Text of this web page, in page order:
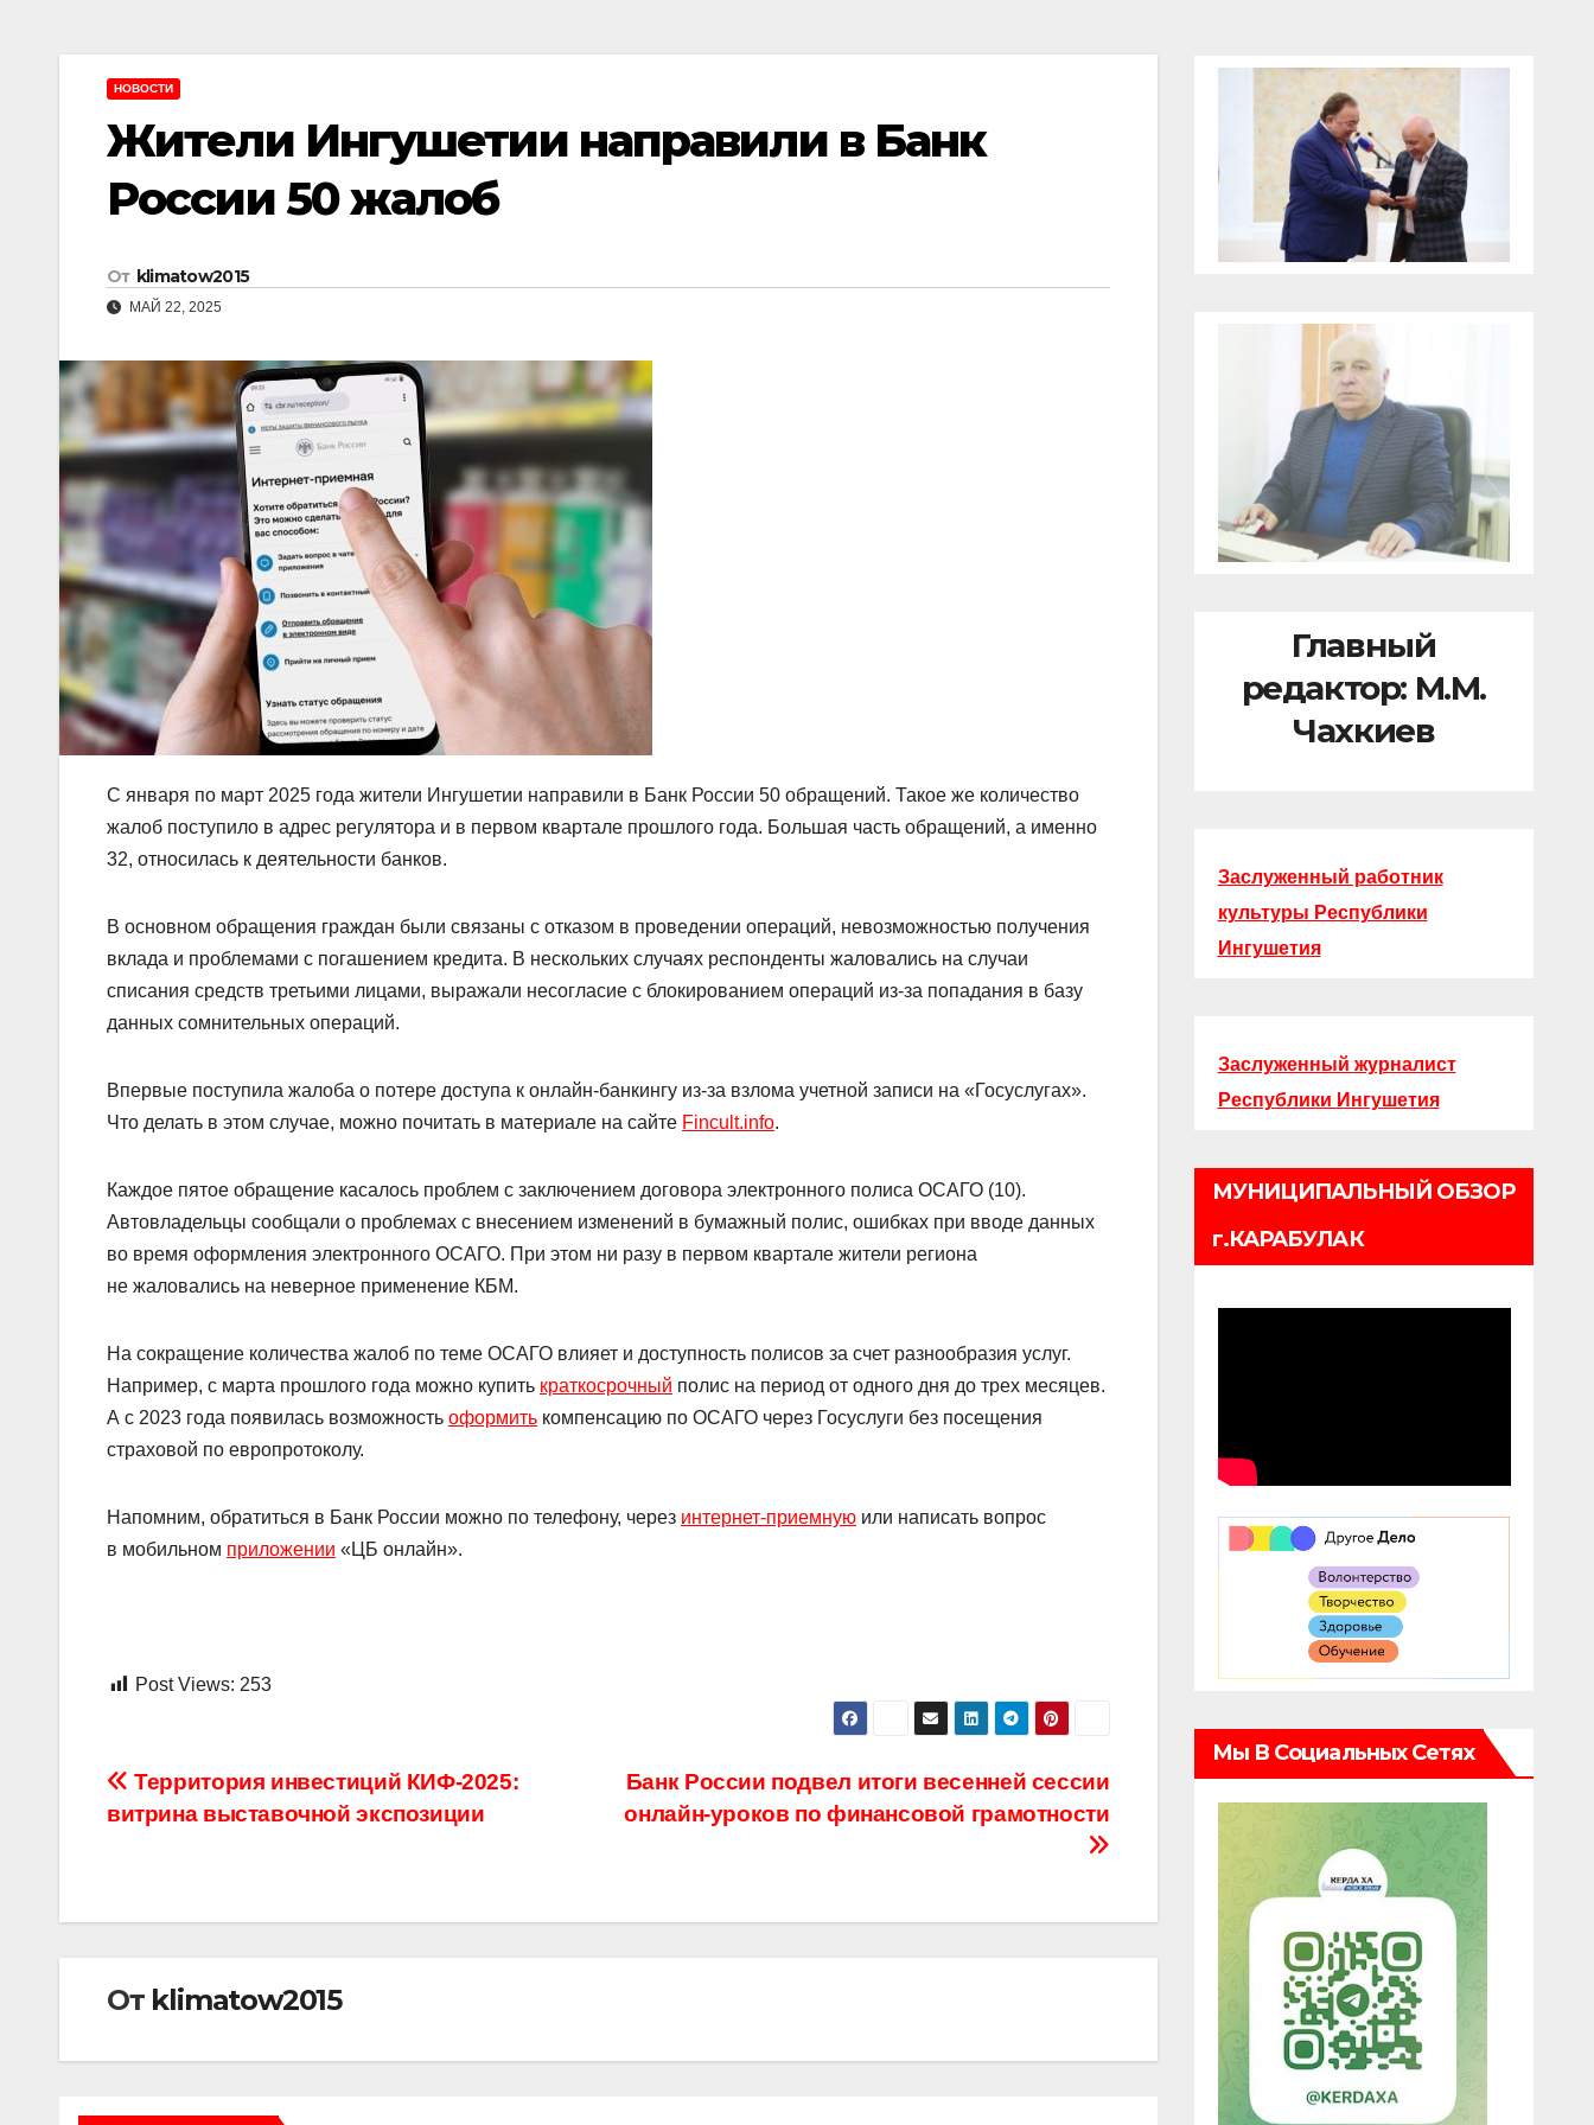
НОВОСТИ
Жители Ингушетии направили в Банк
России 50 жалоб
От klimatow2015
МАЙ 22, 2025
С января по март 2025 года жители Ингушетии направили в Банк России 50 обращений. Такое же количество
жалоб поступило в адрес регулятора и в первом квартале прошлого года. Большая часть обращений, а именно
32, относилась к деятельности банков.
В основном обращения граждан были связаны с отказом в проведении операций, невозможностью получения
вклада и проблемами с погашением кредита. В нескольких случаях респонденты жаловались на случаи
списания средств третьими лицами, выражали несогласие с блокированием операций из-за попадания в базу
данных сомнительных операций.
Впервые поступила жалоба о потере доступа к онлайн-банкингу из-за взлома учетной записи на «Госуслугах».
Что делать в этом случае, можно почитать в материале на сайте Fincult.info.
Каждое пятое обращение касалось проблем с заключением договора электронного полиса ОСАГО (10).
Автовладельцы сообщали о проблемах с внесением изменений в бумажный полис, ошибках при вводе данных
во время оформления электронного ОСАГО. При этом ни разу в первом квартале жители региона
не жаловались на неверное применение КБМ.
На сокращение количества жалоб по теме ОСАГО влияет и доступность полисов за счет разнообразия услуг.
Например, с марта прошлого года можно купить краткосрочный полис на период от одного дня до трех месяцев.
А с 2023 года появилась возможность оформить компенсацию по ОСАГО через Госуслуги без посещения
страховой по европротоколу.
Напомним, обратиться в Банк России можно по телефону, через интернет-приемную или написать вопрос
в мобильном приложении «ЦБ онлайн».
Post Views: 253
Навигация
по
Банк России подвел итоги весенней сессии
онлайн-уроков по финансовой грамотности
Территория инвестиций КИФ-2025:
витрина выставочной экспозиции
От klimatow2015
Главный
редактор: М.М.
Чахкиев
Заслуженный работник
культуры Республики
Ингушетия
Заслуженный журналист
Республики Ингушетия
МУНИЦИПАЛЬНЫЙ ОБЗОР
г.КАРАБУЛАК
Мы В Социальных Сетях